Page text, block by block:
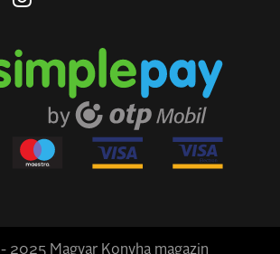
2025 Magyar Konyha magazin